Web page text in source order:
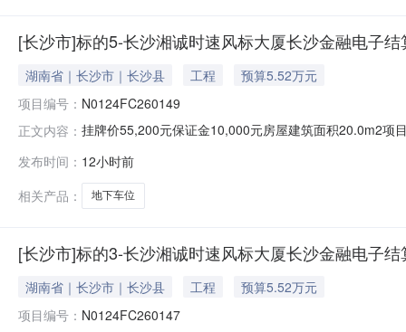
[长沙市]标的5-长沙湘诚时速风标大厦长沙金融电子
湖南省｜长沙市｜长沙县 工程
预算5.52万元
项目编号： N0124FC260149
正文内容： 挂牌价55,200元保证金10,000元房屋建筑面积20.0m2项
地下车位8号基本属性房屋建筑面积约（㎡）20.00套内
发布时间： 12小时前
相关产品：
地下车位
[长沙市]标的3-长沙湘诚时速风标大厦长沙金融电子
湖南省｜长沙市｜长沙县 工程
预算5.52万元
项目编号： N0124FC260147